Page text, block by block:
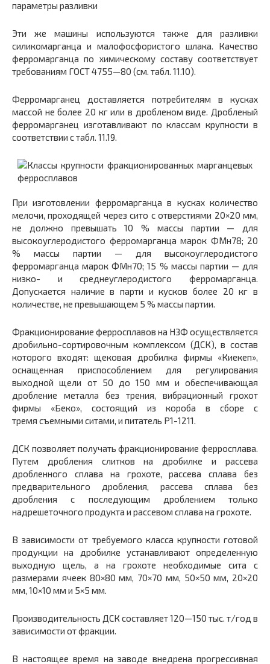
Эти же машины используются также для разливки
силикомарганца и малофосфористого шлака. Качество
ферромарганца по химическому составу соответствует
требованиям ГОСТ 4755—80 (см. табл. 11.10).
Ферромарганец доставляется потребителям в кусках
массой не более 20 кг или в дробленом виде. Дробленый
ферромарганец изготавливают по классам крупности в
соответствии с табл. 11.19.
При изготовлении ферромарганца в кусках количество
мелочи, проходящей через сито с отверстиями 20×20 мм,
не должно превышать 10 % массы партии — для
высокоуглеродистого ферромарганца марок ФМн78; 20
% массы партии — для высокоуглеродистого
ферромарганца марок ФМн70; 15 % массы партии — для
низко- и среднеуглеродистого ферромарганца.
Допускается наличие в парти и кусков более 20 кг в
количестве, не превышающем 5 % массы партии.
Фракционирование ферросплавов на НЗФ осуществляется
дробильно-сортировочным комплексом (ДСК), в состав
которого входят: щековая дробилка фирмы «Киекеп»,
оснащенная приспособлением для регулирования
выходной щели от 50 до 150 мм и обеспечивающая
дробление металла без трения, вибрационный грохот
фирмы «Беко», состоящий из короба в сборе с
тремя съемными ситами, и питатель Р1-1211.
ДСК позволяет получать фракционирование ферросплава.
Путем дробления слитков на дробилке и рассева
дробленного сплава на грохоте, рассева сплава без
предварительного дробления, рассева сплава без
дробления с последующим дроблением только
надрешеточного продукта и рассевом сплава на грохоте.
В зависимости от требуемого класса крупности готовой
продукции на дробилке устанавливают определенную
выходную щель, а на грохоте необходимые сита с
размерами ячеек 80×80 мм, 70×70 мм, 50×50 мм, 20×20
мм, 10×10 мм и 5×5 мм.
Производительность ДСК составляет 120—150 тыс. т/год в
зависимости от фракции.
В настоящее время на заводе внедрена прогрессивная